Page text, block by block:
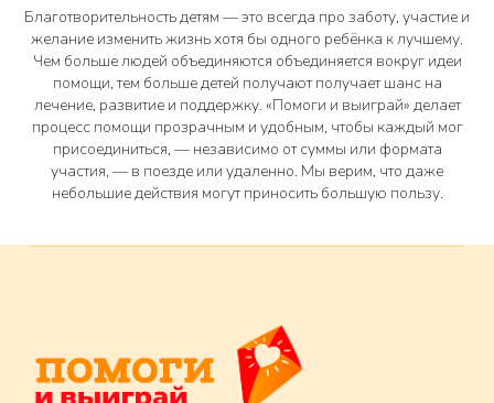
Благотворительность детям — это всегда про заботу, участие и
желание изменить жизнь хотя бы одного ребёнка к лучшему.
Чем больше людей объединяются объединяется вокруг идеи
помощи, тем больше детей получают получает шанс на
лечение, развитие и поддержку. «Помоги и выиграй» делает
процесс помощи прозрачным и удобным, чтобы каждый мог
присоединиться, — независимо от суммы или формата
участия, — в поезде или удаленно. Мы верим, что даже
небольшие действия могут приносить большую пользу.